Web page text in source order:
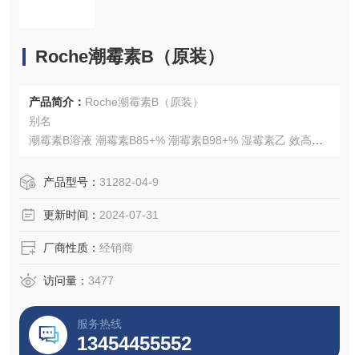
Roche潮霉素B（原装）
产品简介： Roche潮霉素B（原装）
别名
潮霉素B溶液 潮霉素B85+% 潮霉素B98+% 湿霉素乙 效高素
Hygromycin B
31282-04-9
C20H37N3Ø13
分子量
纯度
80% （HPLC）
产品型号： 31282-04-9
更新时间： 2024-07-31
厂商性质： 经销商
访问量： 3477
服务热线
13454455552